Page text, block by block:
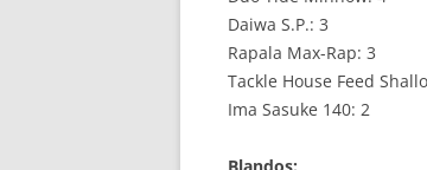
Daiwa S.P.: 3
Rapala Max-Rap: 3
Tackle House Feed
Ima Sasuke 140: 2